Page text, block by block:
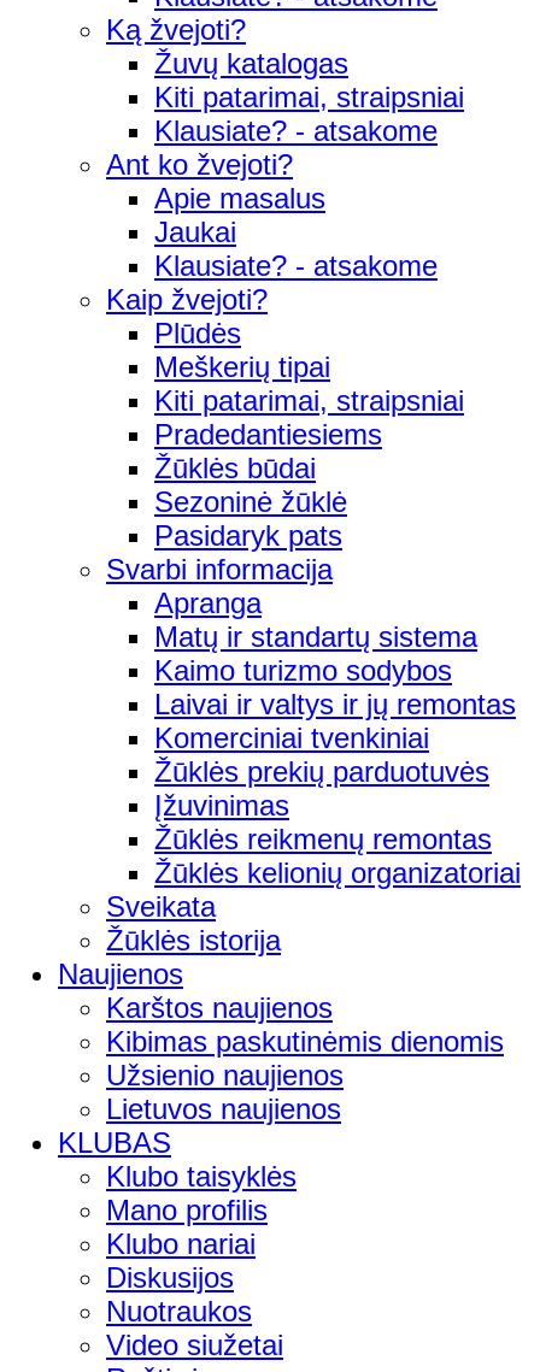
Ką žvejoti?
Žuvų katalogas
Kiti patarimai, straipsniai
Klausiate? - atsakome
Ant ko žvejoti?
Apie masalus
Jaukai
Klausiate? - atsakome
Kaip žvejoti?
Plūdės
Meškerių tipai
Kiti patarimai, straipsniai
Pradedantiesiems
Žūklės būdai
Sezoninė žūklė
Pasidaryk pats
Svarbi informacija
Apranga
Matų ir standartų sistema
Kaimo turizmo sodybos
Laivai ir valtys ir jų remontas
Komerciniai tvenkiniai
Žūklės prekių parduotuvės
Įžuvinimas
Žūklės reikmenų remontas
Žūklės kelionių organizatoriai
Sveikata
Žūklės istorija
Naujienos
Karštos naujienos
Kibimas paskutinėmis dienomis
Užsienio naujienos
Lietuvos naujienos
KLUBAS
Klubo taisyklės
Mano profilis
Klubo nariai
Diskusijos
Nuotraukos
Video siužetai